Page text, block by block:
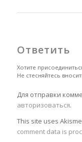
Ответить
Хотите
Не стесняйтесь
Для отправки
авторизоваться.
This site uses
comment data is